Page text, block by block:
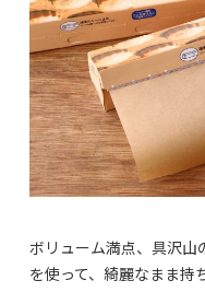
ボリューム満点、具沢山
を使って、綺麗なまま持